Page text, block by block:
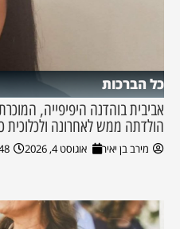
כל הברכות
אביבית בוהדנה היפיפייה,
הולדתה ממש לאחרונה ולכלוכית
מירב בן יאיר אוגוסט 4, 2026